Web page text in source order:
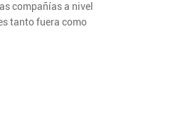
compañías a nivel
tanto fuera como